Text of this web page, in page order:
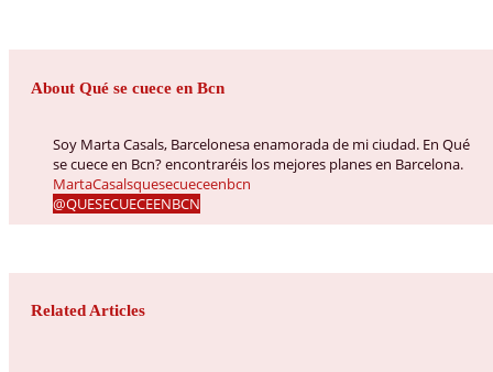
About Qué se cuece en Bcn
Soy Marta Casals, Barcelonesa enamorada de mi ciudad. En Qué
se cuece en Bcn? encontraréis los mejores planes en Barcelona.
MartaCasalsquesecueceenbcn
@QUESECUECEENBCN
Related Articles